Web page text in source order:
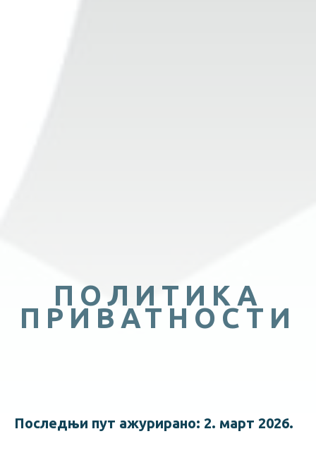
ПОЛИТИКА
ПРИВАТНОСТИ
Последњи пут ажурирано: 2. март 2026.